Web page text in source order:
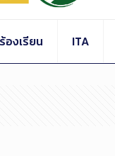
องเรียน ITA